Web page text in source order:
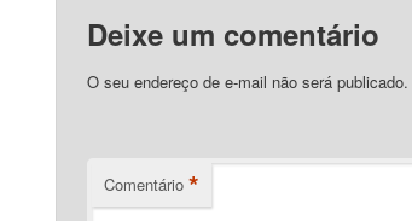
Deixe um comentário
O seu endereço de e-mail não será publicado.
Comentário *